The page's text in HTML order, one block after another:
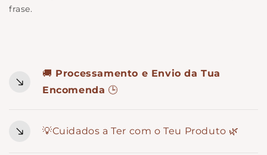
frase.
🚚 Processamento e Envio da Tua
Encomenda 🕒
💡Cuidados a Ter com o Teu Produto 🌿